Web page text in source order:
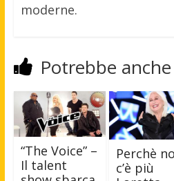
moderne.
Potrebbe
“The Voice” –
Il talent
Perchè
c’è più